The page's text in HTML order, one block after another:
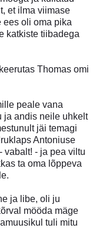
et ilma viimase
ees oli oma pika
katkiste tiibadega
Thomas omi
peale vana
ja andis neile uhkelt
jäi temagi
Antoniuse
vabalt! - ja pea viltu
ta oma lõppeva
ja libe, oli ju
mööda mäge
tuli mitu